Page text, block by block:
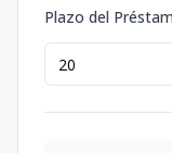
Plazo del